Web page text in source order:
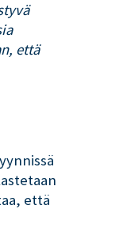
että
että